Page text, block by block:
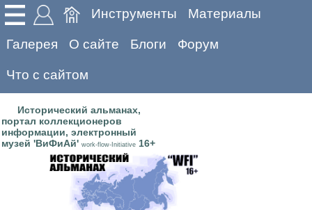
Инструменты Материалы
Галерея О сайте Блоги Форум
Что с сайтом
Исторический альманах,
портал коллекционеров
информации, электронный
музей 'ВиФиАй' work-flow-Initiative 16+